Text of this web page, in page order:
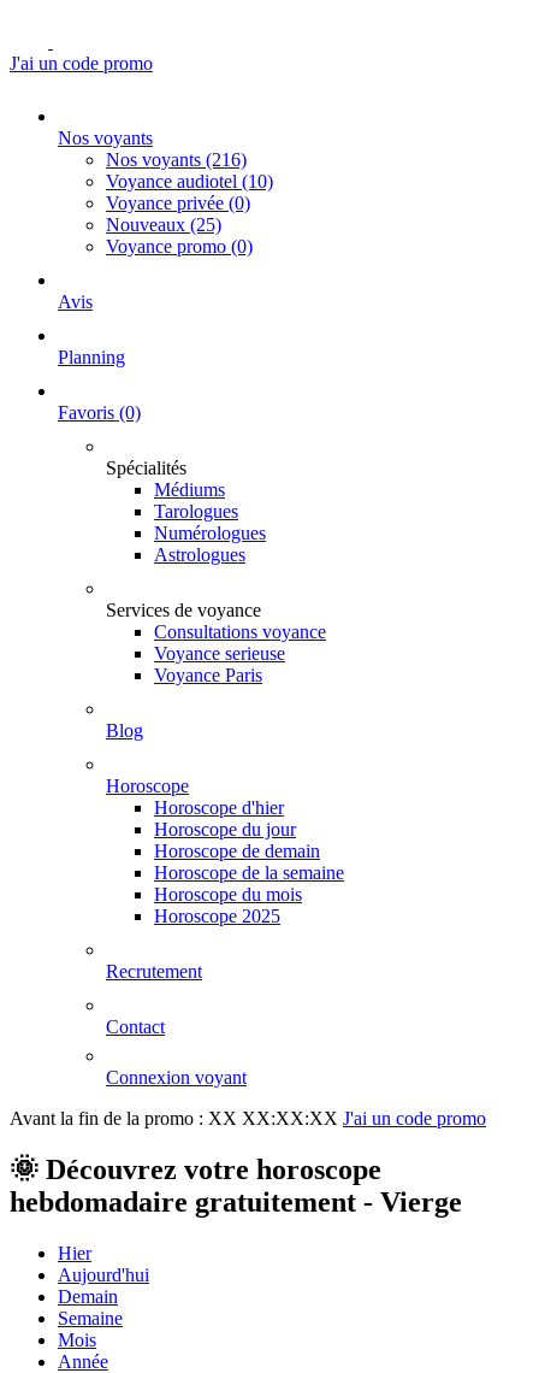
J'ai un code promo
Nos voyants
Nos voyants (216)
Voyance audiotel (10)
Voyance privée (0)
Nouveaux (25)
Voyance promo (0)
Avis
Planning
Favoris (0)
Spécialités
Médiums
Tarologues
Numérologues
Astrologues
Services de voyance
Consultations voyance
Voyance serieuse
Voyance Paris
Blog
Horoscope
Horoscope d'hier
Horoscope du jour
Horoscope de demain
Horoscope de la semaine
Horoscope du mois
Horoscope 2025
Recrutement
Contact
Connexion voyant
Avant la fin de la promo : XX XX:XX:XX J'ai un code promo
🌞 Découvrez votre horoscope
hebdomadaire gratuitement - Vierge
Hier
Aujourd'hui
Demain
Semaine
Mois
Année